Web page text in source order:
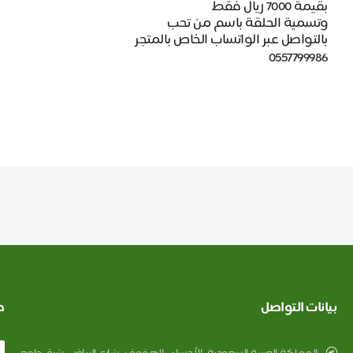
بقيمة 7000 ريال فقط
وتسمية الحلقة باسم من تحب
بالتواصل عبر الواتساب الخاص بالمتجر
0557799986
بيانات التواصل